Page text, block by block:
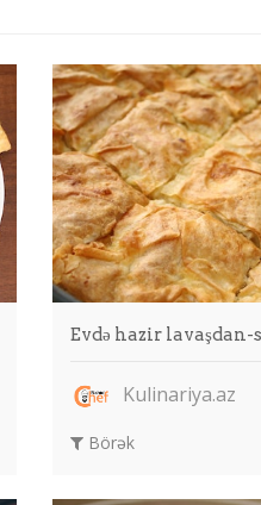
Evdə hazir
Kulinariya.az
Börək